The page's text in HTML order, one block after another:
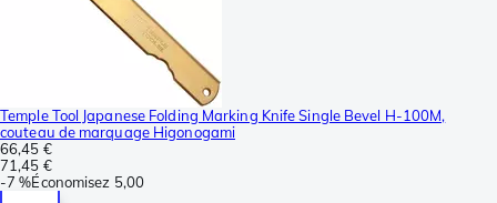
Temple Tool Japanese Folding Marking Knife Single Bevel H-100M,
couteau de marquage Higonogami
66,45 €
71,45 €
-7 %Économisez 5,00